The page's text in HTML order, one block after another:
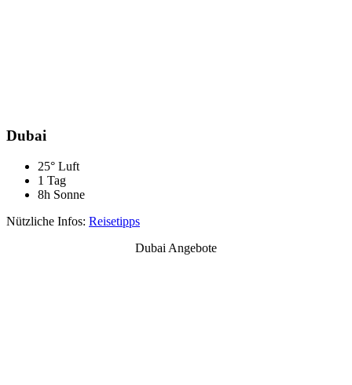
Dubai
25° Luft
1 Tag
8h Sonne
Nützliche Infos: Reisetipps
Dubai Angebote